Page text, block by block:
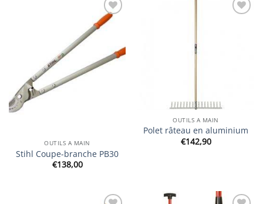
Ajouter
OUTILS A MAIN
Stihl Coupe-branche PB30
€138,00
OUTILS A MAIN
Polet râteau en aluminium
€142,90